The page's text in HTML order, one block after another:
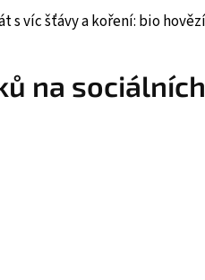
víc šťávy a koření: bio
na